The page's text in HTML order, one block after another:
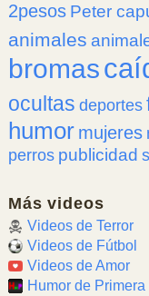
2pesos Peter
animales
bromas
ocultas deportes
humor mujeres
perros publicidad
Más videos
Videos de Terror
Videos de Fútbol
Videos de Amor
Humor de